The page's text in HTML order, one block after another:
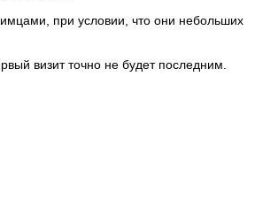
при условии, что они небольших
визит точно не будет последним.